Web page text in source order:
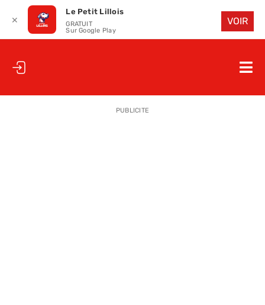
à
PUBLICITE
✕
Le Petit Lillois
GRATUIT
Sur Google Play
VOIR